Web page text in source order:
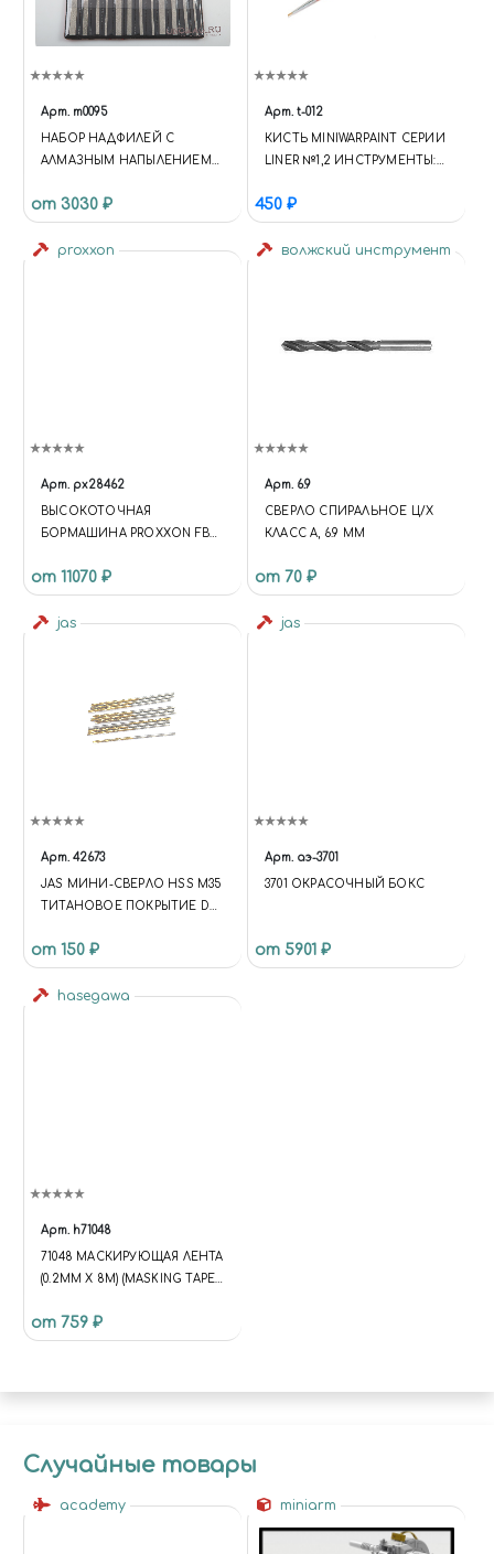
Арт. m0095
НАБОР НАДФИЛЕЙ С
АЛМАЗНЫМ НАПЫЛЕНИЕМ
от 3030 ₽
Арт. t-012
КИСТЬ MINIWARPAINT СЕРИИ
LINER №1,2 ИНСТРУМЕНТЫ:
450 ₽
proxxon
Арт. px28462
ВЫСОКОТОЧНАЯ
БОРМАШИНА PROXXON FBS
от 11070 ₽
волжский инструмент
Арт. 6.9
СВЕРЛО СПИРАЛЬНОЕ Ц/Х
КЛАСС А, 6.9 ММ
от 70 ₽
jas
Арт. 42673
JAS МИНИ-СВЕРЛО HSS M35
ТИТАНОВОЕ ПОКРЫТИЕ D
от 150 ₽
jas
Арт. аэ-3701
3701 ОКРАСОЧНЫЙ БОКС
от 5901 ₽
hasegawa
Арт. h71048
71048 МАСКИРУЮЩАЯ ЛЕНТА
(0.2ММ X 8М) (MASKING TAPE
от 759 ₽
Случайные товары
academy miniarm